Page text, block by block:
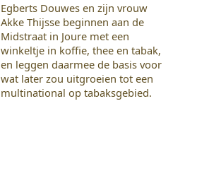
Egberts Douwes en zijn vrouw
Akke Thijsse beginnen aan de
Midstraat in Joure met een
winkeltje in koffie, thee en tabak,
en leggen daarmee de basis voor
wat later zou uitgroeien tot een
multinational op tabaksgebied.